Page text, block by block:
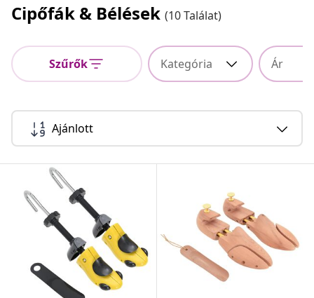
Cipőfák & Bélések (10 Találat)
Szűrők Kategória Ár
Ajánlott